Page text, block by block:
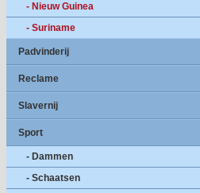
- Nieuw Guinea
- Suriname
Padvinderij
Reclame
Slavernij
Sport
- Dammen
- Schaatsen